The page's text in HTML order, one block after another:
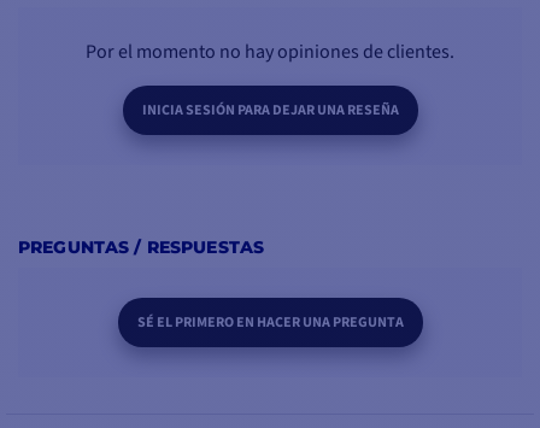
Por el momento no hay opiniones de clientes.
INICIA SESIÓN PARA DEJAR UNA RESEÑA
PREGUNTAS / RESPUESTAS
SÉ EL PRIMERO EN HACER UNA PREGUNTA